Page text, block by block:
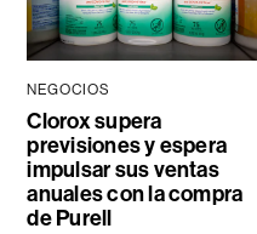
NEGOCIOS
Clorox supera
previsiones y espera
impulsar sus ventas
anuales con la compra
de Purell